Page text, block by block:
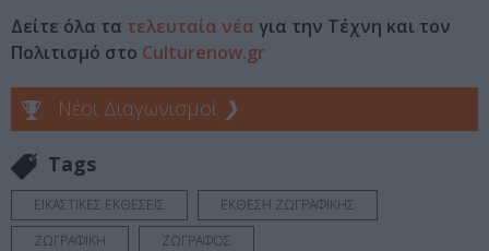
Δείτε όλα τα τελευταία νέα για την Τέχνη και τον
Πολιτισμό στο Culturenow.gr
Νέοι Διαγωνισμοί ❯
Tags
ΕΙΚΑΣΤΙΚΕΣ ΕΚΘΕΣΕΙΣ
ΕΚΘΕΣΗ ΖΩΓΡΑΦΙΚΗΣ
ΖΩΓΡΑΦΙΚΗ
ΖΩΓΡΑΦΟΣ